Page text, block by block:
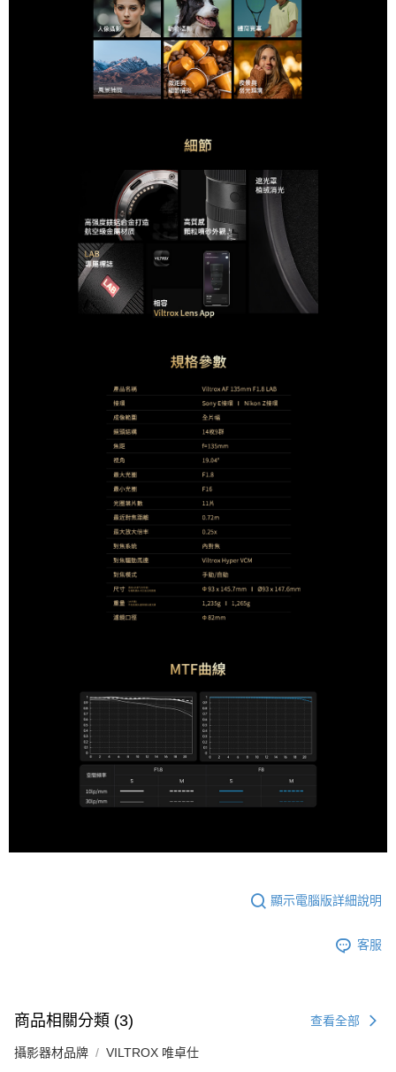
顯示電腦版詳細說明
客服
商品相關分類 (3) 查看全部
攝影器材品牌 VILTROX 唯卓仕